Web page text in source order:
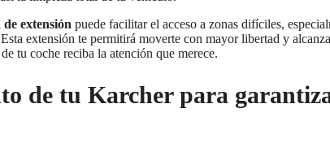
extensión puede facilitar el acceso a zonas difíciles,
extensión te permitirá moverte con mayor libertad y
tu coche reciba la atención que merece.
de tu Karcher para